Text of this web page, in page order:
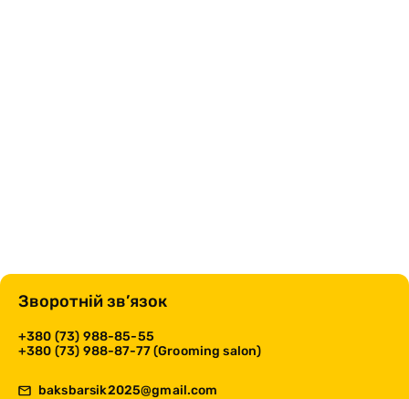
Зворотній зв’язок
+380 (73) 988-85-55
+380 (73) 988-87-77 (Grooming salon)
baksbarsik2025@gmail.com